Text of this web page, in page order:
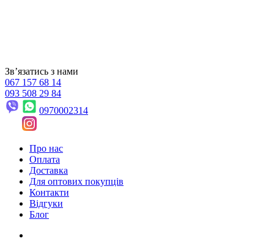
Звʼязатись з нами
067 157 68 14
093 508 29 84
0970002314
Про нас
Оплата
Доставка
Для оптових покупців
Контакти
Відгуки
Блог